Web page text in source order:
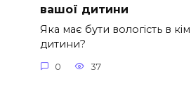
вашої дитини
Яка має бути вологість в
дитини?
0 37